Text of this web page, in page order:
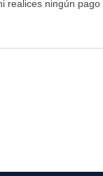
realices ningún pago